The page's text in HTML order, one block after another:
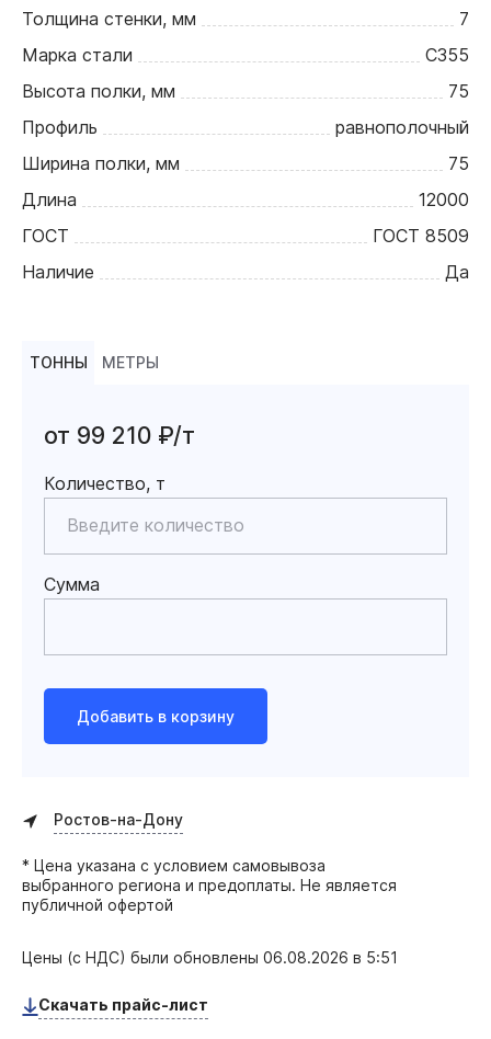
Толщина стенки, мм
7
Марка стали
С355
Высота полки, мм
75
Профиль
равнополочный
Ширина полки, мм
75
Длина
12000
ГОСТ
ГОСТ 8509
Наличие
Да
ТОННЫ МЕТРЫ
от 99 210 ₽/т
Количество, т
Сумма
Добавить в корзину
Ростов-на-Дону
* Цена указана с условием самовывоза
выбранного региона и предоплаты. Не является
публичной офертой
Цены (с НДС) были обновлены 06.08.2026 в 5:51
Скачать прайс-лист